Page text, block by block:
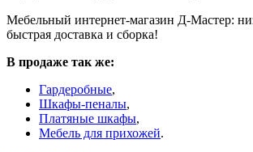
Мебельный интернет-магазин Д-Мастер:
быстрая доставка и сборка!
В продаже так же:
Гардеробные,
Шкафы-пеналы,
Платяные шкафы,
Мебель для прихожей.